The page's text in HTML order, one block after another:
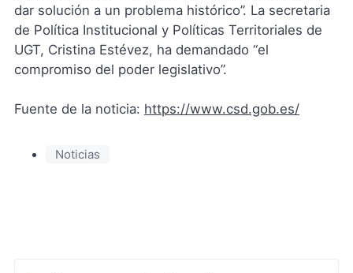
dar solución a un problema histórico”. La secretaria
de Política Institucional y Políticas Territoriales de
UGT, Cristina Estévez, ha demandado “el
compromiso del poder legislativo”.
Fuente de la noticia: https://www.csd.gob.es/
Noticias